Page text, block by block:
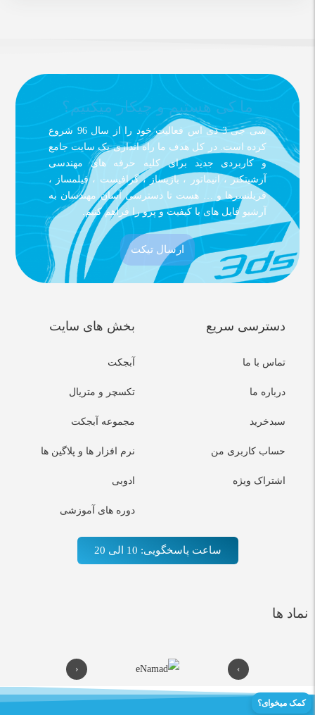
ما کی هستیم و چیکار میکنیم؟
سی جی 3 دی اس فعالیت خود را از سال 96 شروع
کرده است. در کل هدف ما راه اندازی یک سایت جامع
و کاربردی جدید برای کلیه حرفه های مهندسی
آرشیتکتر ، انیماتور ، بازیساز ، گرافیست ، فیلمساز ،
فریلنسرها و … هست تا دسترسی آسان مهندسان به
آرشیو فایل های با کیفیت و پرو را فراهم کنیم.
ارسال تیکت
دسترسی سریع
تماس با ما
درباره ما
سبدخرید
حساب کاربری من
اشتراک ویژه
بخش های سایت
آبجکت
تکسچر و متریال
مجموعه آبجکت
نرم افزار ها و پلاگین ها
ادوبی
دوره های آموزشی
ساعت پاسخگویی: 10 الی 20
نماد ها
کمک میخوای؟